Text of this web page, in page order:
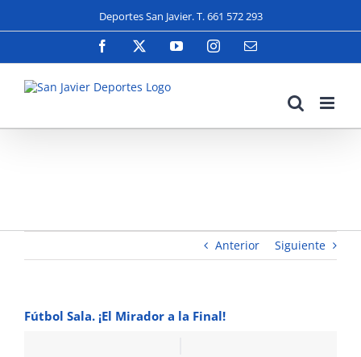
contenido
Deportes San Javier. T. 661 572 293
Facebook YouTubeInstagramCorreo
Anterior Siguiente
Fútbol Sala. ¡El Mirador a la Final!